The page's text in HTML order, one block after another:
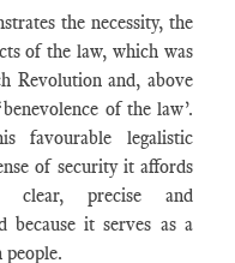
the necessity, the
of the law, which was
Revolution and, above
of the law’.
favourable legalistic
of security it affords
precise and
because it serves as a
people.